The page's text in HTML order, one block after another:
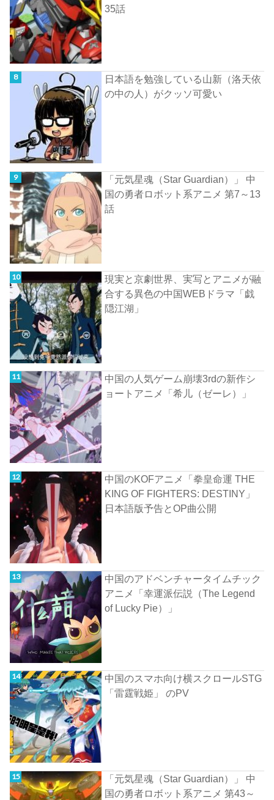
35話
日本語を勉強している山新（洛天依
の中の人）がクッソ可愛い
「元気星魂（Star Guardian）」 中
国の勇者ロボット系アニメ 第7～13
話
現実と京劇世界、実写とアニメが融
合する異色の中国WEBドラマ「戯
隠江湖」
中国の人気ゲーム崩壊3rdの新作シ
ョートアニメ「希儿（ゼーレ）」
中国のKOFアニメ「拳皇命運 THE
KING OF FIGHTERS: DESTINY」
日本語版予告とOP曲公開
中国のアドベンチャータイムチック
アニメ「幸運派伝説（The Legend
of Lucky Pie）」
中国のスマホ向け横スクロールSTG
「雷霆戦姫」 のPV
「元気星魂（Star Guardian）」 中
国の勇者ロボット系アニメ 第43～